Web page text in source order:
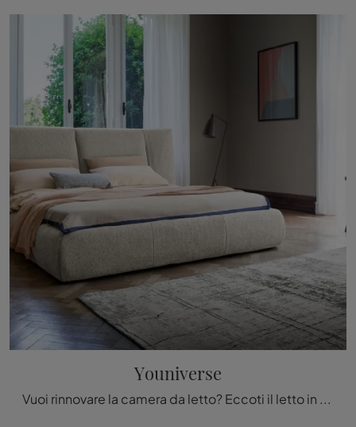
Youniverse
Vuoi rinnovare la camera da letto? Eccoti il letto in tessuto Youniverse di Bonaldo per spazi design.